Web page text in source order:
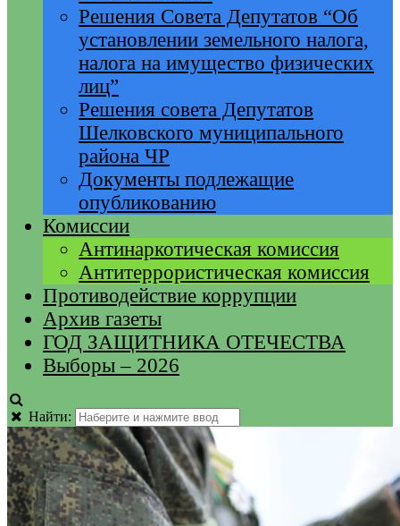
Решения Совета Депутатов “Об
установлении земельного налога,
налога на имущество физических
лиц”
Решения совета Депутатов
Шелковского муниципального
района ЧР
Документы подлежащие
опубликованию
Комиссии
Антинаркотическая комиссия
Антитеррористическая комиссия
Противодействие коррупции
Архив газеты
ГОД ЗАЩИТНИКА ОТЕЧЕСТВА
Выборы – 2026
Найти: